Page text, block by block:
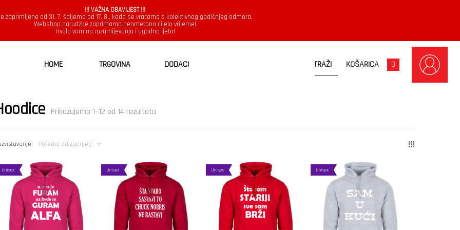
!!! VAŽNA OBAVIJEST !!!
zaprimljene od 31. 7. šaljemo od 17. 8., kada se vraćamo s kolektivnog godišnjeg odmora.
Webshop narudžbe zaprimamo neometano cijelo vrijeme!
Hvala vam na razumijevanju i ugodno ljeto!
HOME TRGOVINA DODACI KOŠARICA 0
Prikazujemo 1–12 od 14 rezultataPoredano
Poredaj od zadnjeg
Unisex Unisex Unisex Unisex